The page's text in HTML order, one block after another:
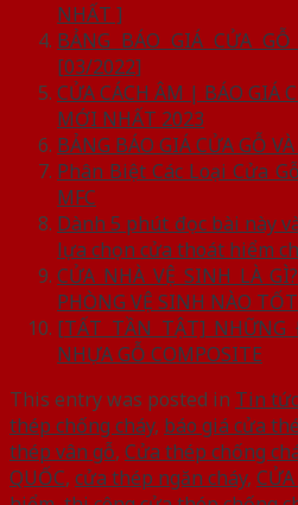
NHẤT ]
BẢNG BÁO GIÁ CỬA
[03/2022]
CỬA CÁCH ÂM | BÁO GIÁ
MỚI NHẤT 2023
BẢNG BÁO GIÁ CỬA GỖ
Phân Biệt Các Loại Cửa
MFC
Dành 5 phút đọc bài này
lựa chọn cửa thoát hiểm
CỬA NHÀ VỆ SINH LÀ
PHÒNG VỆ SINH NÀO
[TẤT TẦN TẬT] NHỮNG
NHỰA GỖ COMPOSITE
This entry was posted in Tin tức
thép chống cháy, báo giá cửa
thép vân gỗ, Cửa thép chống
QUỐC, cửa thép ngăn cháy,